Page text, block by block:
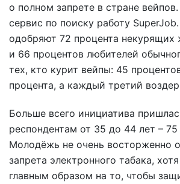
о полном запрете в стране
сервис по поиску работу
одобряют 72 процента некурящих
и 66 процентов любителей
тех, кто курит вейпы: 45
процента, а каждый третий
Больше всего инициатива
респондентам от 35 до 44 лет – 75
Молодёжь не очень восторженно
запрета электронного табака,
главным образом на то, чтобы